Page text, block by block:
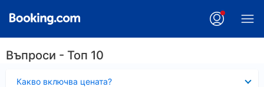
Въпроси - Топ 10
Какво включва цената?